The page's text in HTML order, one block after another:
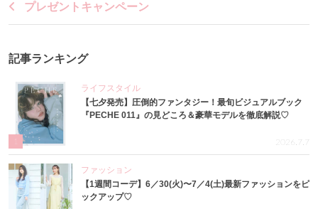
プレゼントキャンペーン
記事ランキング
ライフスタイル
【七夕発売】圧倒的ファンタジー！最旬ビジュアルブック
『PECHE 011』の見どころ＆豪華モデルを徹底解説♡
2026.7.7
ファッション
【1週間コーデ】6／30(火)〜7／4(土)最新ファッションをピ
ックアップ♡